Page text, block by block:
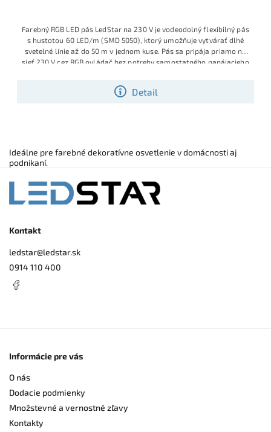
Detail
Farebný RGB LED pás LedStar na 230 V je vodeodolný flexibilný pás
s hustotou 60 LED/m (SMD 5050), ktorý umožňuje vytvárať dlhé
svetelné línie až do 50 m v jednom kuse. Pás sa pripája priamo na
sieť 230 V cez RGB ovládač bez potreby samostatného napájacieho
záhrad, fasád či altánkov.
Ideálne pre farebné dekoratívne osvetlenie v domácnosti aj
podnikaní.
Kontakt
ledstar@ledstar.sk
0914 110 400
Informácie pre vás
O nás
Dodacie podmienky
Množstevné a vernostné zľavy
Kontakty